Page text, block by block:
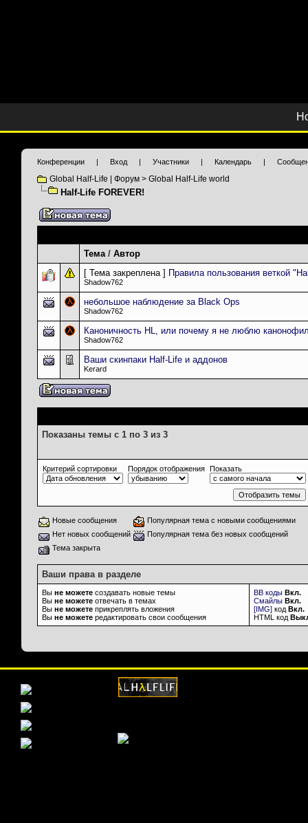
Конференции | Вход | Участники | Календарь |
Global Half-Life | Форум > Global Half-Life world
Half-Life FOREVER!
Тема/ Автор
[ Тема закреплена ] Правила пользования веткой
Shadow762
небольшое наблюдение за Black Ops
Shadow762
Каноничность HL, или почему я не люблю
Shadow762
Ваши скинпаки Half-Life и аддонов
Kerard
Показаны темы с 1 по 3 из 3
Критерий сортировки Порядок отображения Показать
Новые сообщения
Популярная тема с новыми сообщениями
Нет новых сообщений
Популярная тема без новых сообщений
Тема закрыта
Ваши права в разделе
Вы не можете создавать новые темы
Вы не можете отвечать в темах
Вы не можете прикреплять вложения
Вы не можете редактировать свои сообщения
BB коды Вкл.
Смайлы Вкл.
[IMG] код Вкл.
HTML код